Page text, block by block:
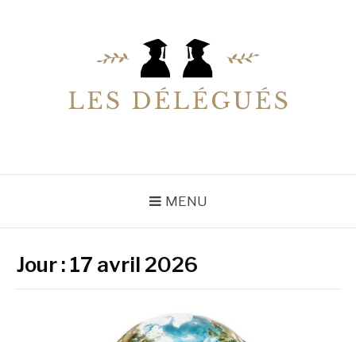
MENU
Jour : 17 avril 2026